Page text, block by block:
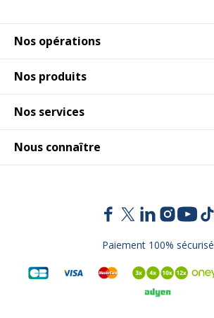
Nos opérations
Nos produits
Nos services
Nous connaître
Paiement 100% sécurisé